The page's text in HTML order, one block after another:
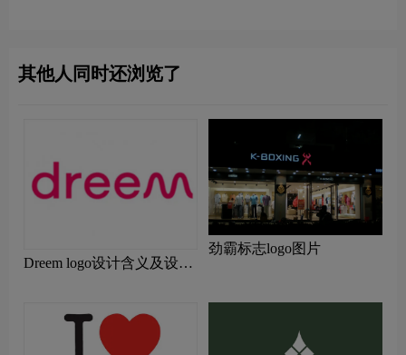
其他人同时还浏览了
Dreem logo设计含义及设计
劲霸标志logo图片